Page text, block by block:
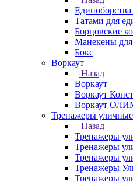
Единоборства
Татами для
Борцовские
Манекены для
Бокс
Воркаут
Назад
Воркаут
Воркаут
Воркаут
Тренажеры уличные
Назад
Тренажеры
Тренажеры
Тренажеры
Тренажеры
Тренажеры